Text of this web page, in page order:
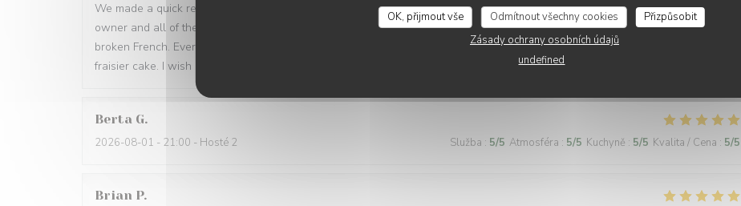
OK, přijmout vše Odmítnout všechny cookies
Přizpůsobit
Zásady ochrany osobních údajů
undefined
We made a quick reservation and arrived only 15 minutes later to a warm, inviting, and authentic French bistro. The restaurant
owner and all of the waiters were incredibly helpful and kind, spoke 3 languages, and were patient enough to let us order in
broken French. Every dish was a win: magret de canard, bœuf bourguignon, assiette de fromages, sorbet, and a light a creamy
fraisier cake. I wish many people have a chance to try their soulful food and kindness. Gracias de parte de los argentinos :)
Berta G
2026-08-01 - 21:00 - Hosté 2 Služba : 5/5 Atmosféra : 5/5 Kuchyně : 5/5 Kvalita / Cena : 5/5
Brian P